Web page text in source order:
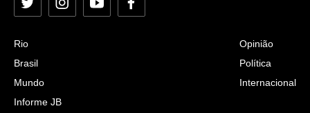
Twitter InstagramYouTubeFacebook
Rio
Brasil
Mundo
Informe JB
Opinião
Política
Internacional